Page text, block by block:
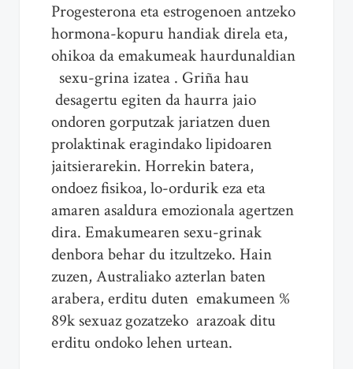
Progesterona eta estrogenoen antzeko
hormona-kopuru handiak direla eta,
ohikoa da emakumeak haurdunaldian
sexu-grina izatea . Griña hau
desagertu egiten da haurra jaio
ondoren gorputzak jariatzen duen
prolaktinak eragindako lipidoaren
jaitsierarekin. Horrekin batera,
ondoez fisikoa, lo-ordurik eza eta
amaren asaldura emozionala agertzen
dira. Emakumearen sexu-grinak
denbora behar du itzultzeko. Hain
zuzen, Australiako azterlan baten
arabera, erditu duten emakumeen %
89k sexuaz gozatzeko arazoak ditu
erditu ondoko lehen urtean.